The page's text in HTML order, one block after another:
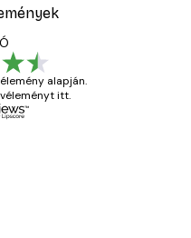
alapján.
itt.